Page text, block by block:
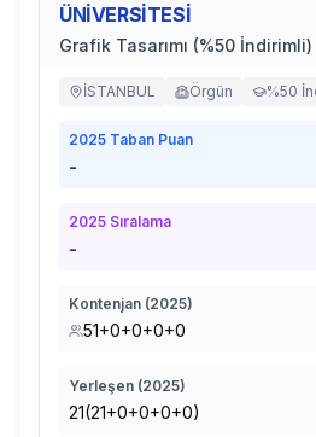
ÜNİVERSİTESİ
Grafik Tasarımı (%50 İndirimli)
İSTANBUL Örgün %50
2025 Taban Puan
-
2025 Sıralama
-
Kontenjan (2025)
51+0+0+0+0
Yerleşen (2025)
21(21+0+0+0+0)